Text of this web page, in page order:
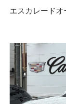
エスカレード